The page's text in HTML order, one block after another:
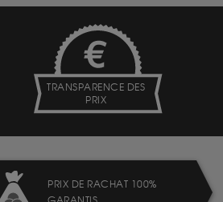
TRANSPARENCE DES
PRIX
PRIX DE RACHAT 100%